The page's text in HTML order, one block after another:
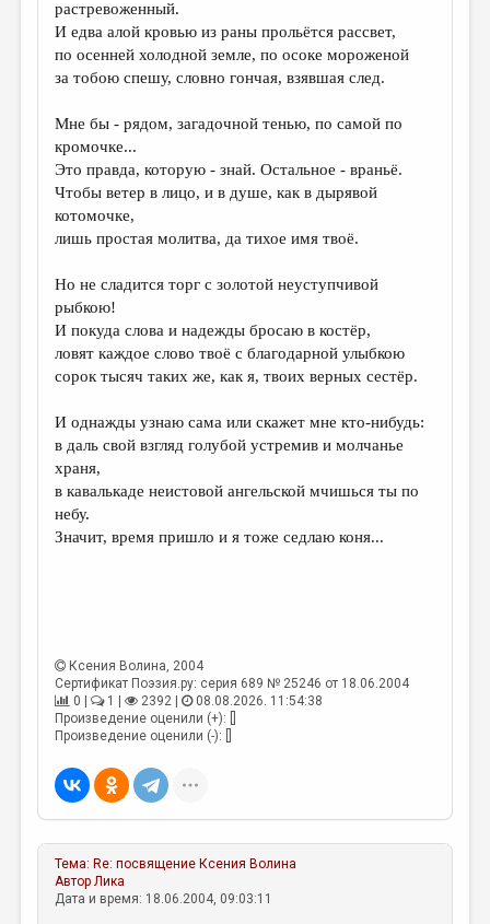
МАЛАЯ ПРОЗА
ЭССЕИСТИКА
КУЛЬТУРОВЕДЕНИЕ
ПУБЛИЦИСТИКА
РЕЦЕНЗИРОВАНИЕ
ЦИКЛЫ ПУБЛИКАЦИЙ
ТРЕДИАКОВСКИЙ
МЕДИА
ВКОНТАКТЕ
растревоженный.
И едва алой кровью из раны прольётся рассвет,
по осенней холодной земле, по осоке мороженой
за тобою спешу, словно гончая, взявшая след.
Мне бы - рядом, загадочной тенью, по самой по
кромочке...
Это правда, которую - знай. Остальное - враньё.
Чтобы ветер в лицо, и в душе, как в дырявой
котомочке,
лишь простая молитва, да тихое имя твоё.
Но не сладится торг с золотой неуступчивой
рыбкою!
И покуда слова и надежды бросаю в костёр,
ловят каждое слово твоё с благодарной улыбкою
сорок тысяч таких же, как я, твоих верных сестёр.
И однажды узнаю сама или скажет мне кто-нибудь:
в даль свой взгляд голубой устремив и молчанье
храня,
в кавалькаде неистовой ангельской мчишься ты по
небу.
Значит, время пришло и я тоже седлаю коня...
Ксения Волина, 2004
Сертификат Поэзия.ру: серия 689 № 25246 от 18.06.2004
0 |
1 | 2392 |
08.08.2026. 11:54:38
Произведение оценили (+): []
Произведение оценили (-): []
Тема: Re: посвящение Ксения Волина
АвторЛика
Дата и время: 18.06.2004, 09:03:11